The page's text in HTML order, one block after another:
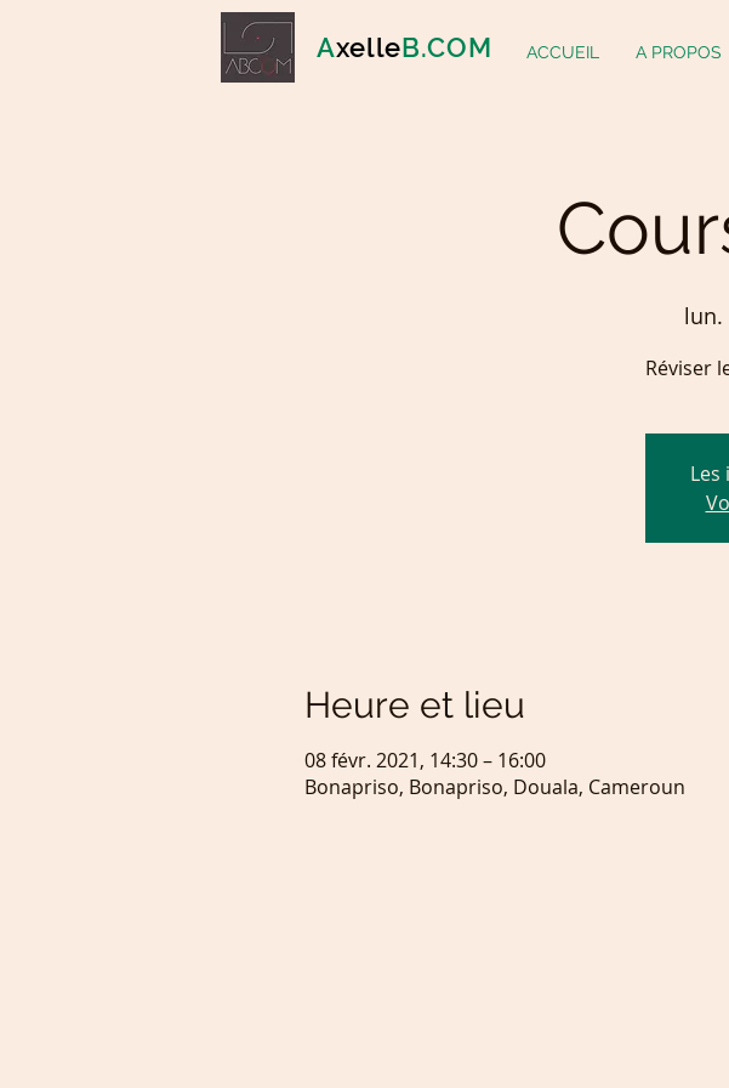
AxelleB.COM ACCUEIL A PROPOS
lun.
Réviser
Heure et lieu
08 févr. 2021, 14:30 – 16:00
Bonapriso, Bonapriso, Douala, Cameroun